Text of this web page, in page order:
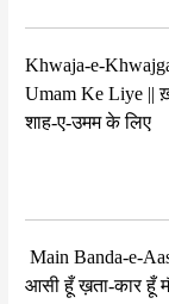
Khwaja-e-
Umam Ke Liye ||
शाह-ए-उमम के लिए
Main Banda-e-
आसी हूँ ख़ता-कार हूँ